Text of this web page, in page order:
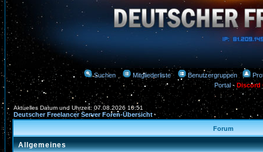
Suchen Mitgliederliste Benutzergruppen
Portal-Discord
Aktuelles Datum und Uhrzeit: 07.08.2026 10:51
Deutscher Freelancer Server Foren-Übersicht
Forum
Allgemeines